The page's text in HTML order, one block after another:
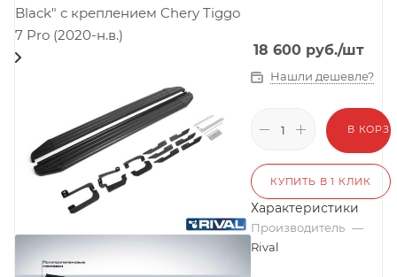
18 600 руб./шт
Нашли дешевле?
В
КУПИТЬ В 1 КЛИК
Характеристики
Производитель —
Rival